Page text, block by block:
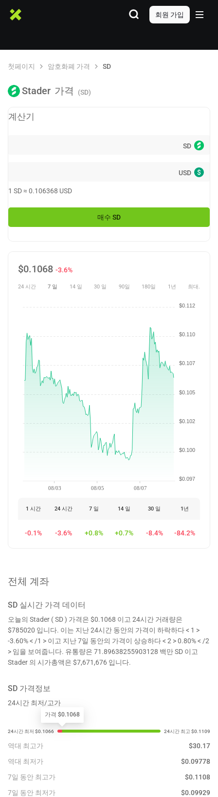
회원 가입
첫페이지 암호화폐 가격 SD
Stader 가격 (SD)
계산기
SD
USD $
1 SD≈ 0.106368 USD
매수 SD
$0.1068 -3.6%
24 시간 7 일 14 일 30 일 90일 180일 1년 최대.
08/03 08/05 08/07
$0.097
$0.100
$0.102
$0.105
$0.107
$0.110
$0.112
1 시간 24 시간 7 일 14 일 30 일 1년
-0.1% -3.6% +0.8% +0.7% -8.4% -84.2%
전체 계좌
SD 실시간 가격 데이터
오늘의 Stader ( SD ) 가격은 $0.1068 이고 24시간 거래량은
$785020 입니다. 이는 지난 24시간 동안의 가격이 하락하다 < 1 >
-3.60% < /1 > 이고 지난 7일 동안의 가격이 상승하다 < 2 > 0.80% < /2
> 임을 보여줍니다. 유통량은 71.89638255903128 백만 SD 이고
Stader 의 시가총액은 $7,671,676 입니다.
SD 가격정보
24시간 최저/고가
가격 $0.1068
역대 최고가 $30.17
역대 최저가
$0.09778
7일 동안 최고가
$0.1108
7일 동안 최저가
$0.09929